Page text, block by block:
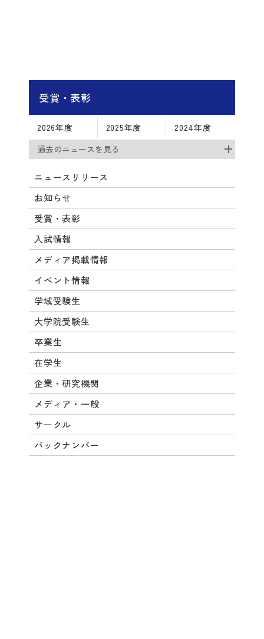
受賞・表彰
2026年度 2025年度
2024年度
過去のニュースを見る
ニュースリリース
お知らせ
受賞・表彰
入試情報
メディア掲載情報
イベント情報
学域受験生
大学院受験生
卒業生
在学生
企業・研究機関
メディア・一般
サークル
バックナンバー